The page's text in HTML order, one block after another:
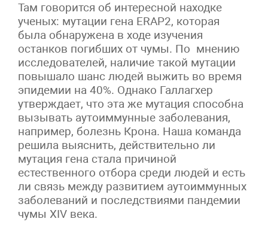
Там говорится об интересной находке
ученых: мутации гена ERAP2, которая
была обнаружена в ходе изучения
останков погибших от чумы. По мнению
исследователей, наличие такой мутации
повышало шанс людей выжить во время
эпидемии на 40%. Однако Галлагхер
утверждает, что эта же мутация способна
вызывать аутоиммунные заболевания,
например, болезнь Крона. Наша команда
решила выяснить, действительно ли
мутация гена стала причиной
естественного отбора среди людей и есть
ли связь между развитием аутоиммунных
заболеваний и последствиями пандемии
чумы XIV века.